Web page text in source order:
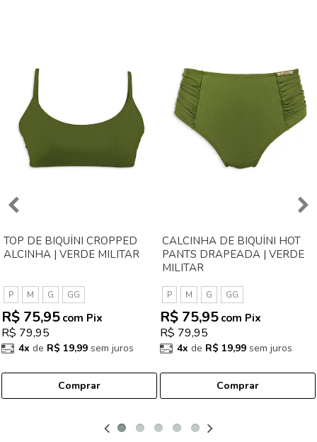
TOP DE BIQUÍNI CROPPED
ALCINHA | VERDE MILITAR
P M G GG
R$ 79,95
R$ 75,95 com Pix
4x de R$ 19,99 sem juros
Comprar
CALCINHA DE BIQUÍNI HOT
PANTS DRAPEADA | VERDE
MILITAR
P M G GG
R$ 79,95
R$ 75,95 com Pix
4x de R$ 19,99 sem juros
Comprar